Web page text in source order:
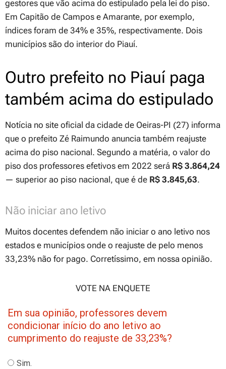
gestores que vão acima do estipulado pela lei do piso.
Em Capitão de Campos e Amarante, por exemplo,
índices foram de 34% e 35%, respectivamente. Dois
municípios são do interior do Piauí.
Outro prefeito no Piauí paga
também acima do estipulado
Notícia no site oficial da cidade de Oeiras-PI (27) informa
que o prefeito Zé Raimundo anuncia também reajuste
acima do piso nacional. Segundo a matéria, o valor do
piso dos professores efetivos em 2022 será R$ 3.864,24
— superior ao piso nacional, que é de R$ 3.845,63.
Não iniciar ano letivo
Muitos docentes defendem não iniciar o ano letivo nos
estados e municípios onde o reajuste de pelo menos
33,23% não for pago. Corretíssimo, em nossa opinião.
VOTE NA ENQUETE